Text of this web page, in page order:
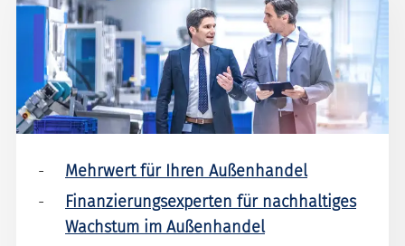
Mehrwert für Ihren Außenhandel
Finanzierungsexperten für nachhaltiges
Wachstum im Außenhandel